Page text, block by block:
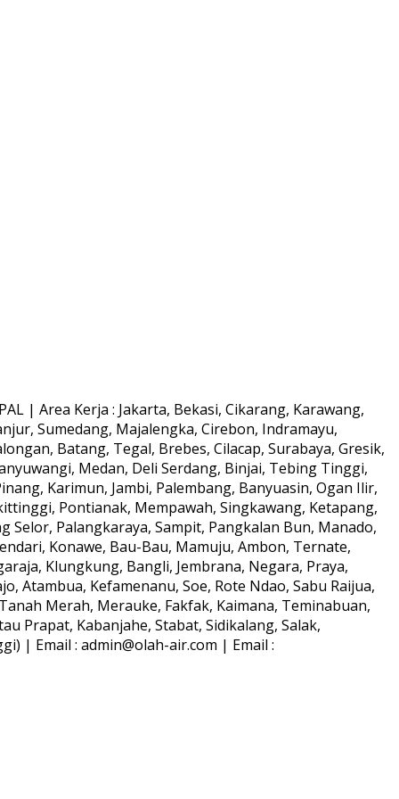
| Area Kerja : Jakarta, Bekasi, Cikarang, Karawang,
Sumedang, Majalengka, Cirebon, Indramayu,
Batang, Tegal, Brebes, Cilacap, Surabaya, Gresik,
Medan, Deli Serdang, Binjai, Tebing Tinggi,
Karimun, Jambi, Palembang, Banyuasin, Ogan Ilir,
Pontianak, Mempawah, Singkawang, Ketapang,
Palangkaraya, Sampit, Pangkalan Bun, Manado,
Konawe, Bau-Bau, Mamuju, Ambon, Ternate,
Klungkung, Bangli, Jembrana, Negara, Praya,
Atambua, Kefamenanu, Soe, Rote Ndao, Sabu Raijua,
Merah, Merauke, Fakfak, Kaimana, Teminabuan,
Prapat, Kabanjahe, Stabat, Sidikalang, Salak,
| Email : admin@olah-air.com | Email :